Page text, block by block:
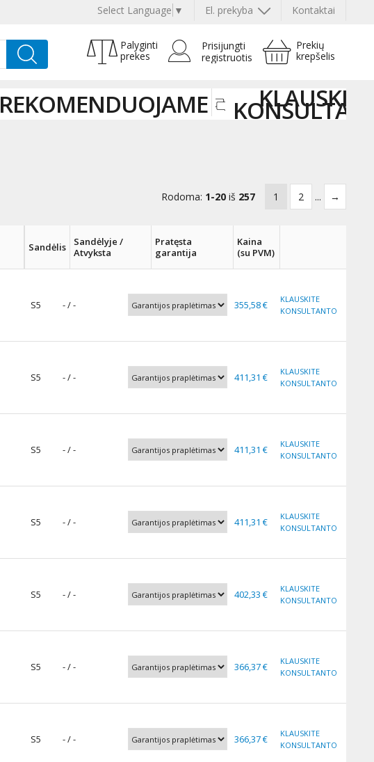
Kontaktai
El. prekyba
Select Language ▼
Prekių
krepšelis
Prisijungti
registruotis
Palyginti
prekes
REKOMENDUOJAME KLAUSKITE
Rodoma: 1-20 iš 257 1 2 ... →
Sandėlis
Sandėlyje /
Atvyksta
Pratęsta
garantija
Kaina
(su PVM)
S5 - / - 355,58 €
KLAUSKITE
KONSULTANTO
S5 - / - 411,31 €
KLAUSKITE
KONSULTANTO
S5 - / - 411,31 €
KLAUSKITE
KONSULTANTO
S5 - / - 411,31 €
KLAUSKITE
KONSULTANTO
S5 - / - 402,33 €
KLAUSKITE
KONSULTANTO
S5 - / - 366,37 €
KLAUSKITE
KONSULTANTO
S5 - / - 366,37 €
KLAUSKITE
KONSULTANTO